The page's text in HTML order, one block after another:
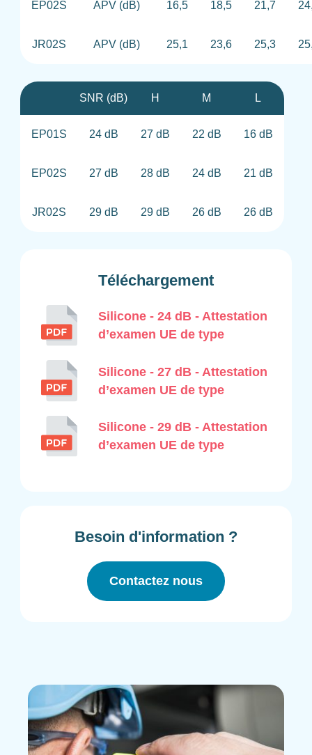
EP02S APV (dB) 16,5 18,5 21,7
JR02S APV (dB) 25,1 23,6 25,3
SNR (dB) H M L
EP01S 24 dB 27 dB 22 dB 16 dB
EP02S 27 dB 28 dB 24 dB 21 dB
JR02S 29 dB 29 dB 26 dB 26 dB
Téléchargement
Silicone - 24 dB - Attestation
d’examen UE de type
Silicone - 27 dB - Attestation
d’examen UE de type
Silicone - 29 dB - Attestation
d’examen UE de type
Besoin d'information ?
Contactez nous